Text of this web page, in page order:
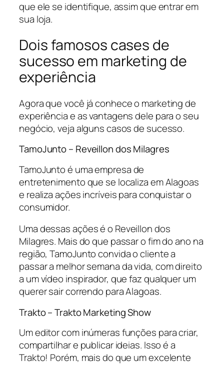
que ele se identifique, assim que entrar em
sua loja.
Dois famosos cases de
sucesso em marketing de
experiência
Agora que você já conhece o marketing de
experiência e as vantagens dele para o seu
negócio, veja alguns casos de sucesso.
TamoJunto – Reveillon dos Milagres
TamoJunto é uma empresa de
entretenimento que se localiza em Alagoas
e realiza ações incríveis para conquistar o
consumidor.
Uma dessas ações é o Reveillon dos
Milagres. Mais do que passar o fim do ano na
região, TamoJunto convida o cliente a
passar a melhor semana da vida, com direito
a um vídeo inspirador, que faz qualquer um
querer sair correndo para Alagoas.
Trakto – Trakto Marketing Show
Um editor com inúmeras funções para criar,
compartilhar e publicar ideias. Isso é a
Trakto! Porém, mais do que um excelente